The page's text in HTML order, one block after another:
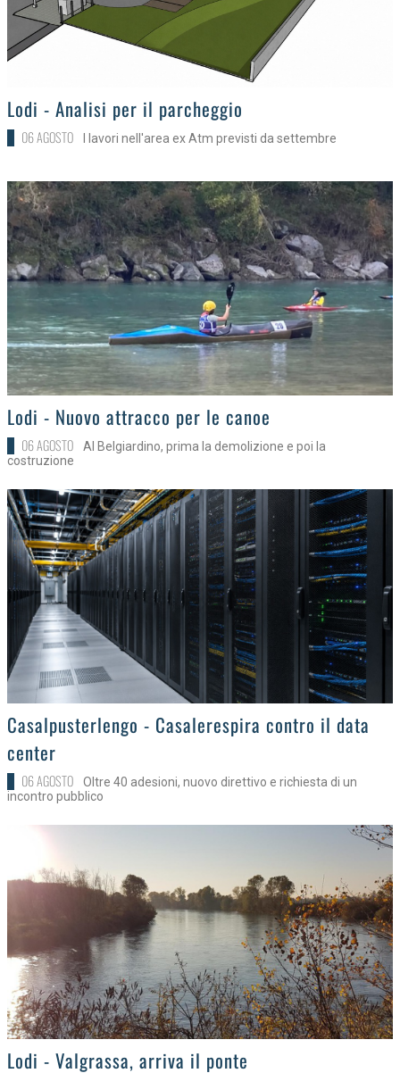
>Lodi - Analisi per il parcheggio
06 AGOSTO I lavori nell'area ex Atm previsti da settembre
>Lodi - Nuovo attracco per le canoe
06 AGOSTO
Al Belgiardino, prima la demolizione e poi la
costruzione
>
Casalpusterlengo - Casalerespira contro il data
center
06 AGOSTO
Oltre 40 adesioni, nuovo direttivo e richiesta di un
incontro pubblico
>Lodi - Valgrassa, arriva il ponte